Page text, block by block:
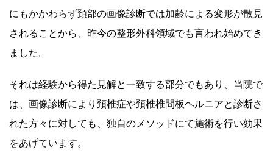
にもかかわらず頚部の画像診断では加齢による変形が散見
されることから、昨今の整形外科領域でも言われ始めてき
ました。
それは経験から得た見解と一致する部分でもあり、当院で
は、画像診断により頚椎症や頚椎椎間板ヘルニアと診断さ
れた方々に対しても、独自のメソッドにて施術を行い効果
をあげています。